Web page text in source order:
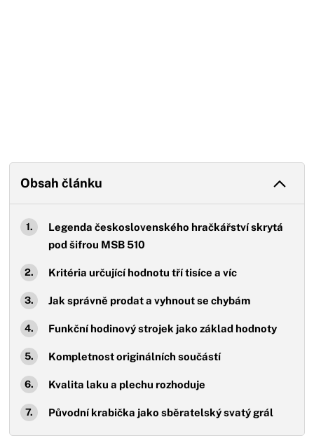
Obsah článku
Legenda československého hračkářství skrytá
pod šifrou MSB 510
Kritéria určující hodnotu tří tisíce a víc
Jak správně prodat a vyhnout se chybám
Funkční hodinový strojek jako základ hodnoty
Kompletnost originálních součástí
Kvalita laku a plechu rozhoduje
Původní krabička jako sběratelský svatý grál